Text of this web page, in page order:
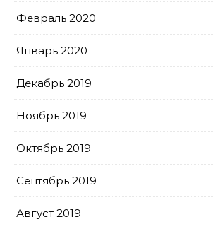
Февраль 2020
Январь 2020
Декабрь 2019
Ноябрь 2019
Октябрь 2019
Сентябрь 2019
Август 2019